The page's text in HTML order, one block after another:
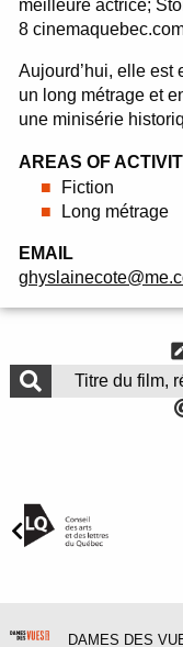
meilleure actrice;
8
Aujourd’hui, elle est
un long métrage et
une minisérie
AREAS OF
Fiction
Long métrage
EMAIL
DAMES DES